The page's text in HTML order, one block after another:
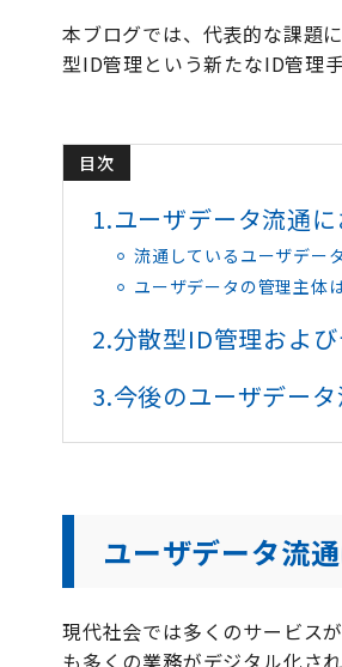
本ブログでは、代表的な課題
型ID管理という新たなID管理
目次
1.ユーザデータ流通
流通しているユーザデー
ユーザデータの管理主体
2.分散型ID管理およ
3.今後のユーザデー
ユーザデータ流
現代社会では多くのサービス